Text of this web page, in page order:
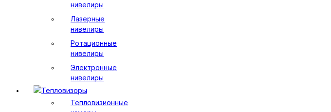
нивелиры
Лазерные
нивелиры
Ротационные
нивелиры
Электронные
нивелиры
Тепловизоры
Тепловизионные